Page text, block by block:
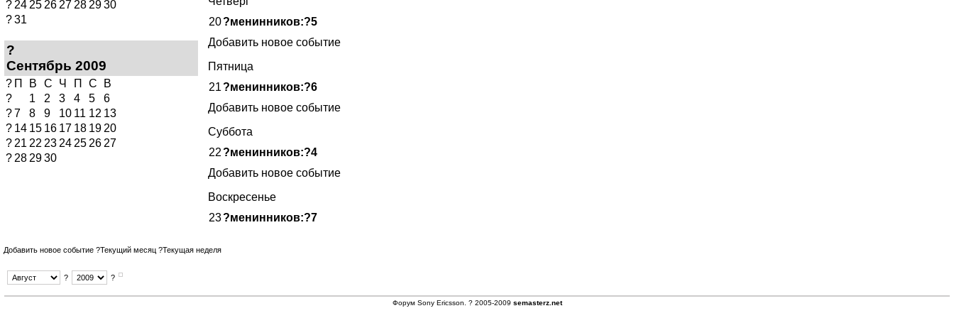
? 24 25 26 27 28 2930
?31
?
Сентябрь 2009
? П В С Ч П С
В
?
1 2 3 4 5
6
?7 8 9 10 11 12 13
? 14 15 16 17 18 19 20
? 21 22 23 24 25 26 27
? 28 2930
20?менинников:?5
Добавить новое событие
Пятница
21?менинников:?6
Добавить новое событие
Суббота
22?менинников:?4
Добавить новое событие
Воскресенье
23?менинников:?7
Добавить новое событие ?Текущий месяц ?Текущая неделя
? ?
Форум Sony Ericsson . ? 2005-2009 semasterz.net